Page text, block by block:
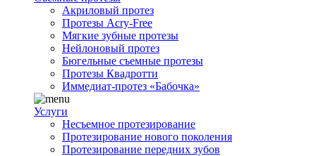
Акриловый протез
Протезы Acry-Free
Мягкие зубные протезы
Нейлоновый протез
Бюгельные съемные протезы
Протезы Квадротти
Иммедиат-протез «Бабочка»
Услуги
Несъемное протезирование
Протезирование нового поколения
Протезирование передних зубов